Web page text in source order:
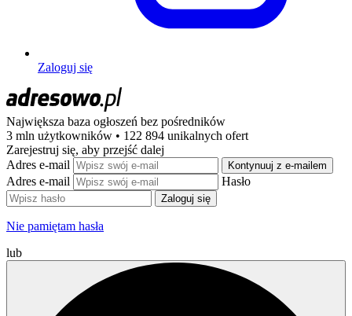
Zaloguj się
Największa baza ogłoszeń bez pośredników
3 mln użytkowników • 122 894 unikalnych ofert
Zarejestruj się, aby przejść dalej
Adres e-mail
Kontynuuj z e-mailem
Adres e-mail Hasło
Zaloguj się
Nie pamiętam hasła
lub